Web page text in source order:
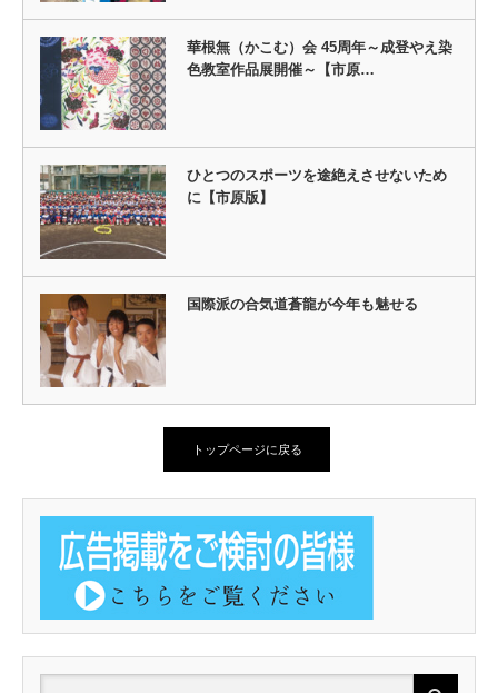
華根無（かこむ）会 45周年～成登やえ染
色教室作品展開催～【市原…
ひとつのスポーツを途絶えさせないため
に【市原版】
国際派の合気道蒼龍が今年も魅せる
トップページに戻る